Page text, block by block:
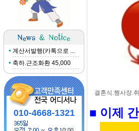
계산서발행(카톡으로 ...
축하.근조화환 45,000
010-4668-1321
결혼식.행사장.
■ 이제